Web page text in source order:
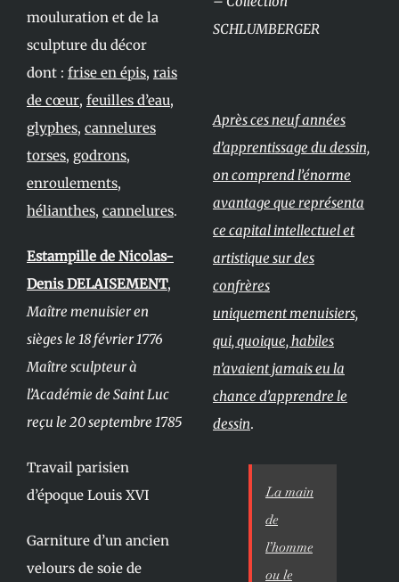
mouluration et de la
sculpture du décor
dont : frise en épis, rais
de cœur, feuilles d’eau,
glyphes, cannelures
torses, godrons,
enroulements,
hélianthes, cannelures.
Estampille de Nicolas-
Denis DELAISEMENT,
Maître menuisier en
sièges le 18 février 1776
Maître sculpteur à
l’Académie de Saint Luc
reçu le 20 septembre 1785
Travail parisien
d’époque Louis XVI
Garniture d’un ancien
velours de soie de
SCHLUMBERGER
Après ces neuf années
d’apprentissage du dessin,
on comprend l’énorme
avantage que représenta
ce capital intellectuel et
artistique sur des
confrères
uniquement menuisiers,
qui, quoique, habiles
n’avaient jamais eu la
chance d’apprendre le
dessin.
La main
de
l’homme
ou le